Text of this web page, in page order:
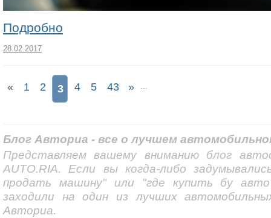
Подробно
28.02.2017
« 1 2 3 4 5 ...
43 »
Блог Авториа - все о лучшем
Представляем вашему вниманию блог
AUTO.RIA. Если вы когда-либо
продать машину" или "где купить бу
заходили на один из лучших
Авториа.